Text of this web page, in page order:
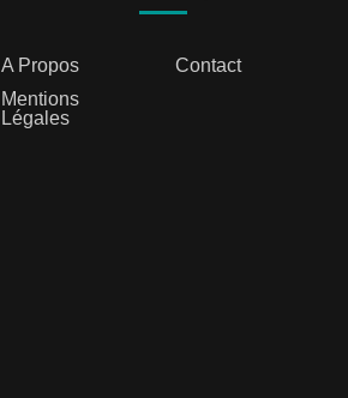
A Propos
Contact
Mentions
Légales